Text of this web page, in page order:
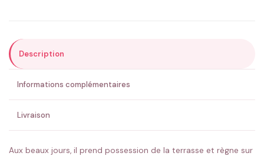
ENVOYER MA DEMANDE ✨
💚 Retour sous 24-48h🇫🇷 Flocage en France✅ Validation avant fabrication
Description
Informations complémentaires
Livraison
Aux beaux jours, il prend possession de la terrasse et règne sur